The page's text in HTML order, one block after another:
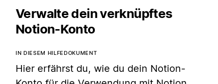
Verwalte dein verknüpftes
Notion-Konto
IN DIESEM HILFEDOKUMENT
Hier erfährst du, wie du dein Notion-